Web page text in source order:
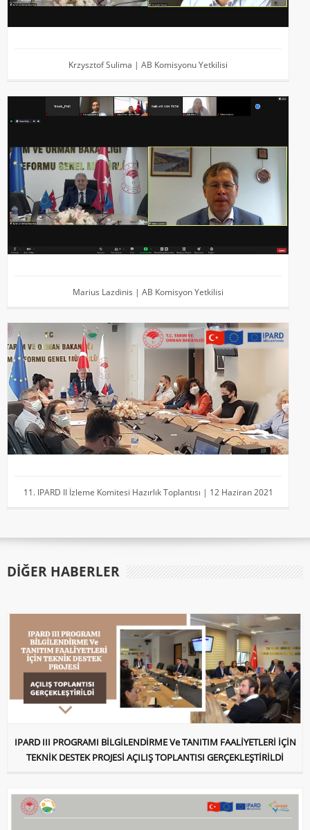
Krzysztof Sulima | AB Komisyonu Yetkilisi
Marius Lazdinis | AB Komisyon Yetkilisi
11. IPARD II İzleme Komitesi Hazırlık Toplantısı | 12 Haziran 2021
DIĞER HABERLER
IPARD III PROGRAMI BİLGİLENDİRME Ve TANITIM FAALİYETLERİ İÇİN
TEKNİK DESTEK PROJESİ AÇILIŞ TOPLANTISI GERÇEKLEŞTİRİLDİ